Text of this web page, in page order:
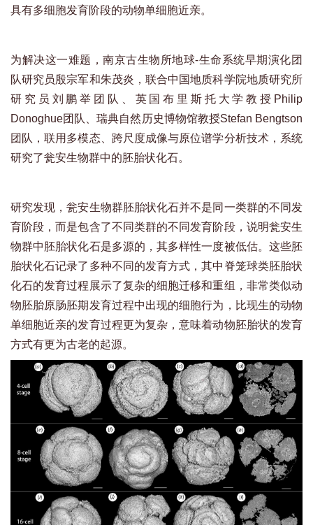
具有多细胞发育阶段的动物单细胞近亲。
为解决这一难题，南京古生物所地球-生命系统早期演化团
队研究员殷宗军和朱茂炎，联合中国地质科学院地质研究所
研究员刘鹏举团队、英国布里斯托大学教授Philip
Donoghue团队、瑞典自然历史博物馆教授Stefan Bengtson
团队，联用多模态、跨尺度成像与原位谱学分析技术，系统
研究了瓮安生物群中的胚胎状化石。
研究发现，瓮安生物群胚胎状化石并不是同一类群的不同发
育阶段，而是包含了不同类群的不同发育阶段，说明瓮安生
物群中胚胎状化石是多源的，其多样性一度被低估。这些胚
胎状化石记录了多种不同的发育方式，其中脊笼球类胚胎状
化石的发育过程展示了复杂的细胞迁移和重组，非常类似动
物胚胎原肠胚期发育过程中出现的细胞行为，比现生的动物
单细胞近亲的发育过程更为复杂，意味着动物胚胎状的发育
方式有更为古老的起源。